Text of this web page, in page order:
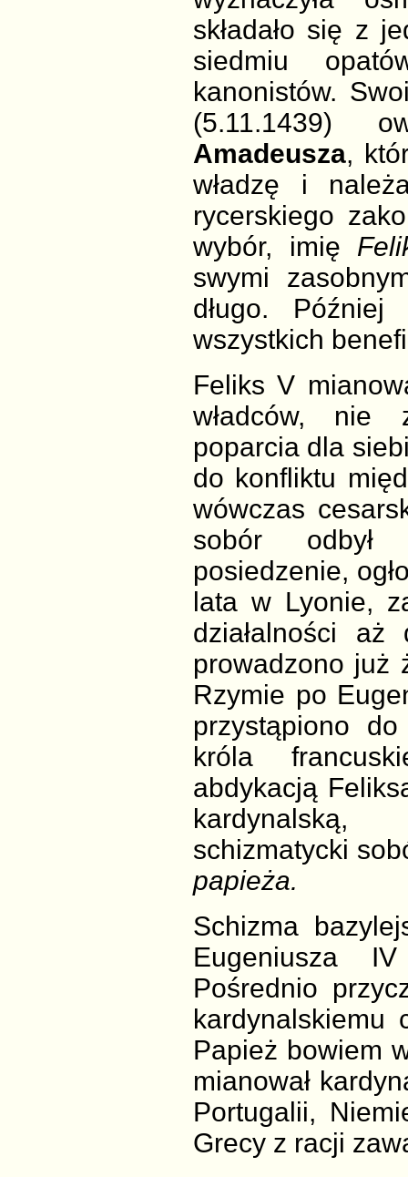
składało się z
siedmiu
kanonistów.
(5.11.1439)
Amadeusza,
władzę i
rycerskiego
wybór, imię
swymi
długo.
wszystkich
Feliks V
władców, nie
poparcia dla
do konfliktu
wówczas
sobór odbył
posiedzenie,
lata w Lyonie,
działalności
prowadzono już
Rzymie po
przystąpiono
króla
abdykacją
kardynalską,
schizmatycki
papieża.
Schizma
Eugeniusza
Pośrednio
kardynalskiemu
Papież bowiem
mianował
Portugalii,
Grecy z racji